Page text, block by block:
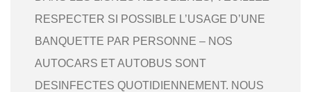
RESPECTER SI POSSIBLE L’USAGE D’UNE
BANQUETTE PAR PERSONNE – NOS
AUTOCARS ET AUTOBUS SONT
DESINFECTES QUOTIDIENNEMENT. NOUS